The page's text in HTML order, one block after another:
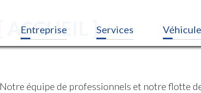
Entreprise Services
[ ACCUEIL ]
Notre équipe de professionnels et notre flotte